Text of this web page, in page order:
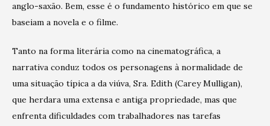
anglo-saxão. Bem, esse é o fundamento histórico em que se
baseiam a novela e o filme.
Tanto na forma literária como na cinematográfica, a
narrativa conduz todos os personagens à normalidade de
uma situação típica a da viúva, Sra. Edith (Carey Mulligan),
que herdara uma extensa e antiga propriedade, mas que
enfrenta dificuldades com trabalhadores nas tarefas